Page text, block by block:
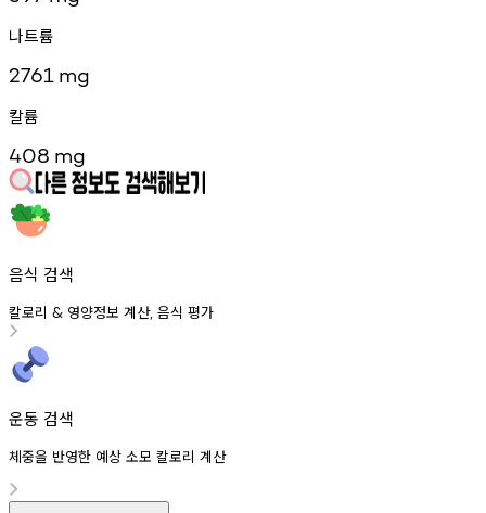
나트륨
2761 mg
칼륨
408 mg
음식 검색
칼로리 & 영양정보 계산, 음식 평가
운동 검색
체중을 반영한 예상 소모 칼로리 계산